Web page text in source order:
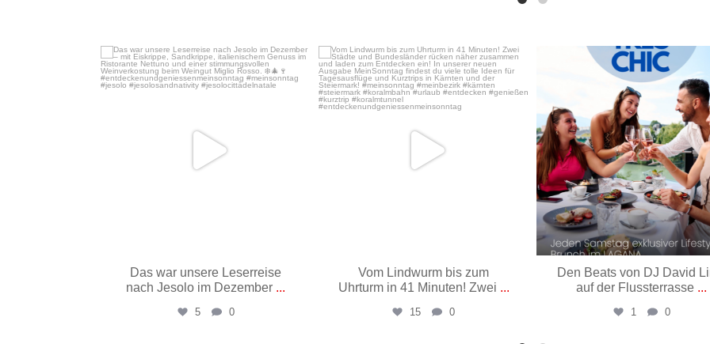
Dez. 16
Das war unsere Leserreise
nach Jesolo im Dezember ...
5 0
Nov. 17
Vom Lindwurm bis zum
Uhrturm in 41 Minuten! Zwei ...
15 0
Mai 29
Den Beats von DJ David
auf der Flussterrasse ...
1 0